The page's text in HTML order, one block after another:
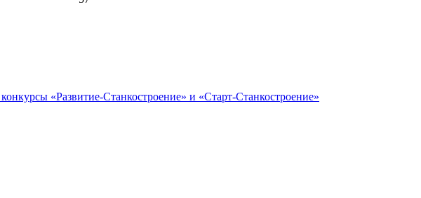
«Развитие-Станкостроение» и «Старт-Станкостроение»